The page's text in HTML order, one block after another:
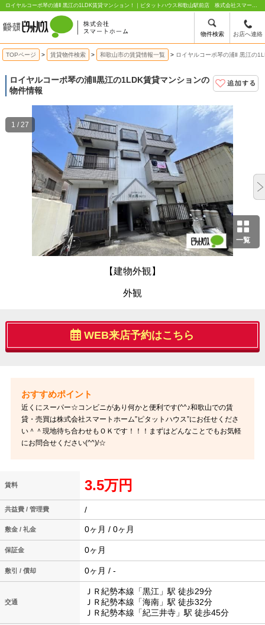
物件検索 お店へ連絡
ロイヤルコーポ琴の浦Ⅱ 黒江の1LDK賃貸マンション！｜ピタットハウス和歌山駅前店 株式会社スマートホーム
TOPページ 賃貸物件検索 和歌山市の賃貸情報一覧 ロイヤルコーポ琴の浦Ⅱ 黒江の
ロイヤルコーポ琴の浦Ⅱ黒江の1LDK賃貸マンションの
物件情報
一覧
【建物外観】
外観
1 / 27
WEB来店予約はこちら
近くにスーパー☆コンビニがあり何かと便利です(^^♪和歌山での賃
貸・売買は株式会社スマートホーム”ピタットハウス”にお任せくださ
い＾＾現地待ち合わせもＯＫです！！！まずはどんなことでもお気軽
にお問合せください(^^)/☆
賃料 3.5万円
共益費 / 管理費 /
敷金 / 礼金 0ヶ月 / 0ヶ月
保証金 0ヶ月
敷引 / 償却 0ヶ月 / -
交通
ＪＲ紀勢本線「黒江」駅 徒歩29分
ＪＲ紀勢本線「海南」駅 徒歩32分
ＪＲ紀勢本線「紀三井寺」駅 徒歩45分